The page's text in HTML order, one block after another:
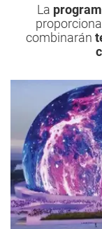
La
combinarán